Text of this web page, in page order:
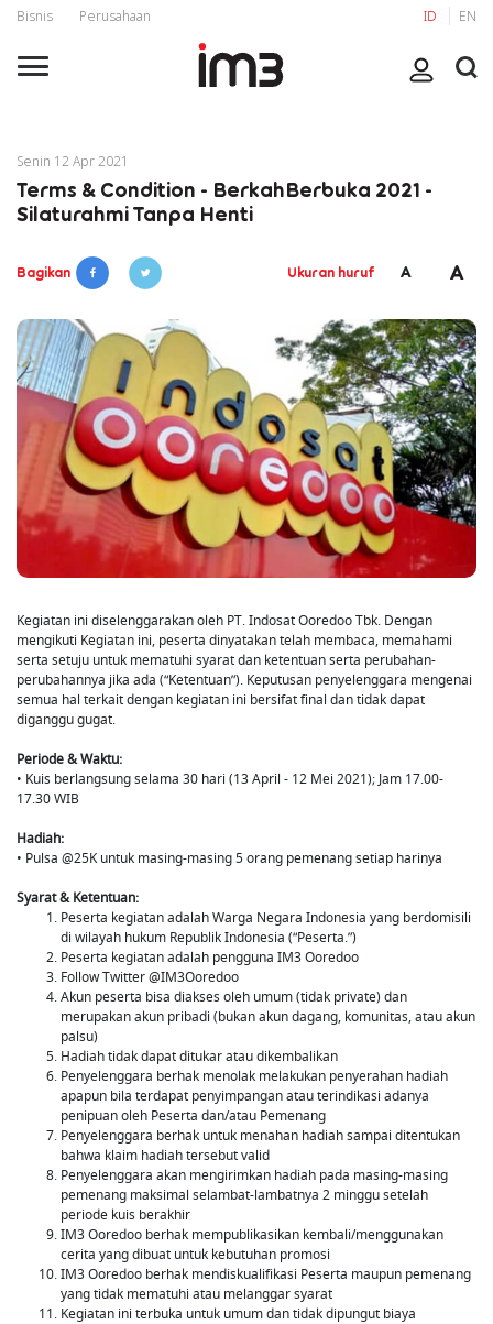
Bisnis Perusahaan ID EN
Senin 12 Apr 2021
Terms & Condition - BerkahBerbuka 2021 -
Silaturahmi Tanpa Henti
Bagikan Ukuran huruf A A
Kegiatan ini diselenggarakan oleh PT. Indosat Ooredoo Tbk. Dengan
mengikuti Kegiatan ini, peserta dinyatakan telah membaca, memahami
serta setuju untuk mematuhi syarat dan ketentuan serta perubahan-
perubahannya jika ada (“Ketentuan”). Keputusan penyelenggara mengenai
semua hal terkait dengan kegiatan ini bersifat final dan tidak dapat
diganggu gugat.
Periode & Waktu:
• Kuis berlangsung selama 30 hari (13 April - 12 Mei 2021); Jam 17.00-
17.30 WIB
Hadiah:
• Pulsa @25K untuk masing-masing 5 orang pemenang setiap harinya
Syarat & Ketentuan:
Peserta kegiatan adalah Warga Negara Indonesia yang berdomisili
di wilayah hukum Republik Indonesia (“Peserta.”)
Peserta kegiatan adalah pengguna IM3 Ooredoo
Follow Twitter @IM3Ooredoo
Akun peserta bisa diakses oleh umum (tidak private) dan
merupakan akun pribadi (bukan akun dagang, komunitas, atau akun
palsu)
Hadiah tidak dapat ditukar atau dikembalikan
Penyelenggara berhak menolak melakukan penyerahan hadiah
apapun bila terdapat penyimpangan atau terindikasi adanya
penipuan oleh Peserta dan/atau Pemenang
Penyelenggara berhak untuk menahan hadiah sampai ditentukan
bahwa klaim hadiah tersebut valid
Penyelenggara akan mengirimkan hadiah pada masing-masing
pemenang maksimal selambat-lambatnya 2 minggu setelah
periode kuis berakhir
IM3 Ooredoo berhak mempublikasikan kembali/menggunakan
cerita yang dibuat untuk kebutuhan promosi
IM3 Ooredoo berhak mendiskualifikasi Peserta maupun pemenang
yang tidak mematuhi atau melanggar syarat
Kegiatan ini terbuka untuk umum dan tidak dipungut biaya